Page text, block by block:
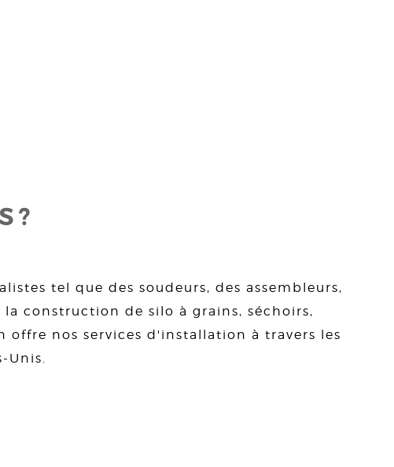
tel que des soudeurs, des assembleurs,
construction de silo à grains, séchoirs,
nos services d'installation à travers les
Unis.